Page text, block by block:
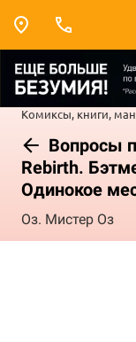
Комиксы, книги,
Вопросы
Rebirth.
Одинокое
Оз. Мистер Оз